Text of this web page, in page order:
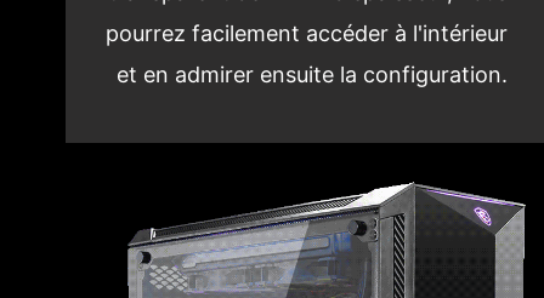
pourrez facilement accéder à l'intérieur
et en admirer ensuite la configuration.